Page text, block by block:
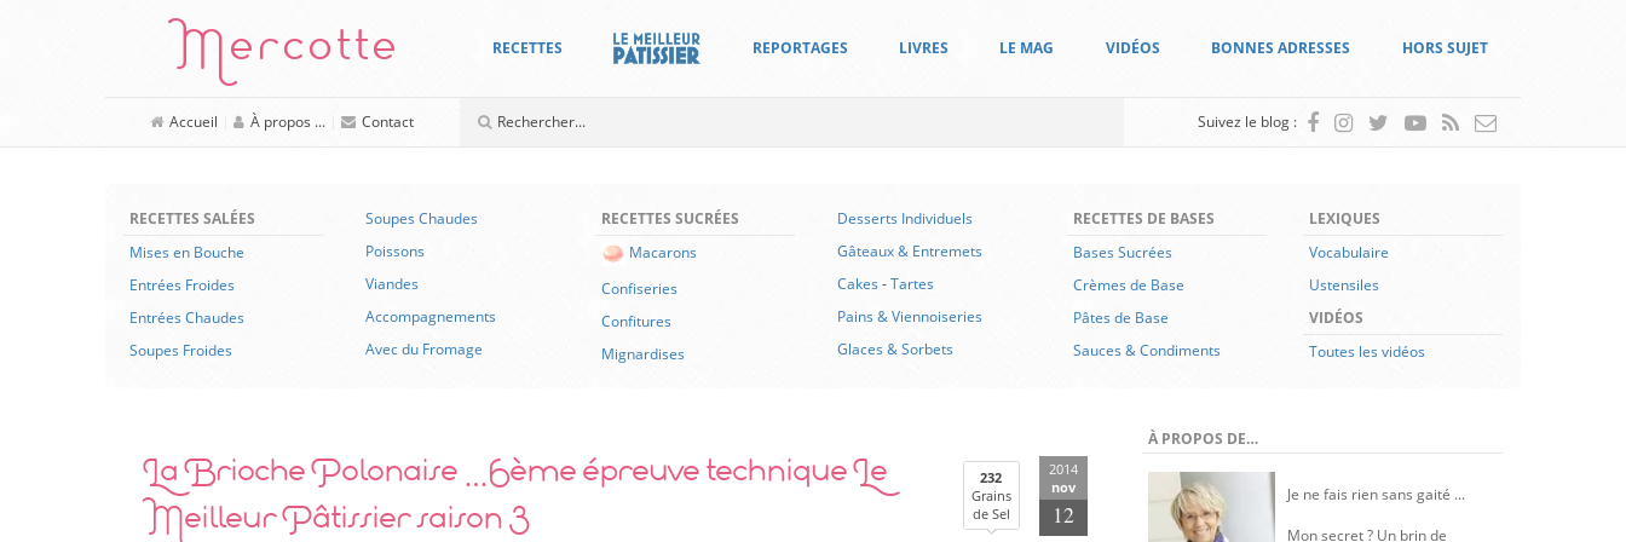
Mercotte RECETTES REPORTAGES LIVRES LE MAG VIDÉOS BONNES ADRESSES HORS SUJET
Accueil | À propos ... | Contact Suivez le blog :
RECETTES SALÉES
Mises en Bouche
Entrées Froides
Entrées Chaudes
Soupes Froides
Soupes Chaudes
Poissons
Viandes
Accompagnements
Avec du Fromage
RECETTES SUCRÉES
Macarons
Confiseries
Confitures
Mignardises
Desserts Individuels
Gâteaux & Entremets
Cakes -Tartes
Pains & Viennoiseries
Glaces & Sorbets
RECETTES DE BASES
Bases Sucrées
Crèmes de Base
Pâtes de Base
Sauces & Condiments
LEXIQUES
Vocabulaire
Ustensiles
VIDÉOS
Toutes les vidéos
La Brioche Polonaise …6ème épreuve technique Le
Meilleur Pâtissier saison 3
232
Grains
de Sel
2014
nov
12
À PROPOS DE…
Je ne fais rien sans gaité ...
Mon secret ? Un brin de